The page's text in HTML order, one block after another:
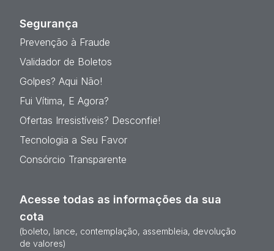
Segurança
Prevenção à Fraude
Validador de Boletos
Golpes? Aqui Não!
Fui Vítima, E Agora?
Ofertas Irresistíveis? Desconfie!
Tecnologia a Seu Favor
Consórcio Transparente
Acesse todas as informações da sua
cota
(boleto, lance, contemplação, assembleia, devolução
de valores)